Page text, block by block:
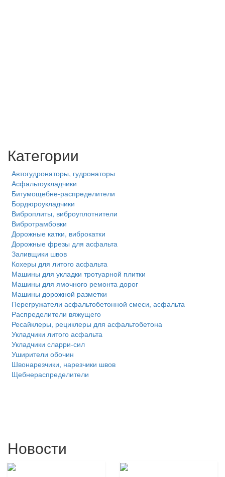
Категории
Автогудронаторы, гудронаторы
Асфальтоукладчики
Битумощебне-распределители
Бордюроукладчики
Виброплиты, виброуплотнители
Вибротрамбовки
Дорожные катки, виброкатки
Дорожные фрезы для асфальта
Заливщики швов
Кохеры для литого асфальта
Машины для укладки тротуарной плитки
Машины для ямочного ремонта дорог
Машины дорожной разметки
Перегружатели асфальтобетонной смеси, асфальта
Распределители вяжущего
Ресайклеры, рециклеры для асфальтобетона
Укладчики литого асфальта
Укладчики сларри-сил
Уширители обочин
Швонарезчики, нарезчики швов
Щебнераспределители
Новости